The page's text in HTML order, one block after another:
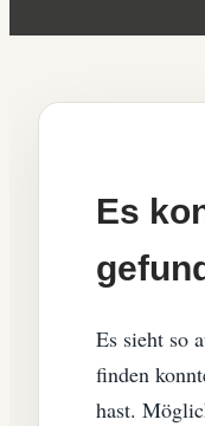
Es
Es sieht so
finden
hast.